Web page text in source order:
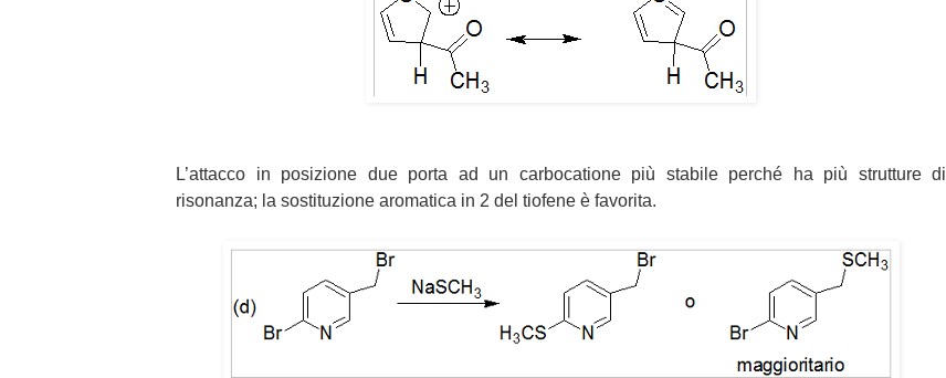
L’attacco in posizione due porta ad un carbocatione più stabile perché ha più strutture di
risonanza; la sostituzione aromatica in 2 del tiofene è favorita.